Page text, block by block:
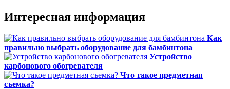
Интересная информация
Как
правильно выбрать оборудование для бамбинтона
Устройство
карбонового обогревателя
Что такое предметная
съемка?